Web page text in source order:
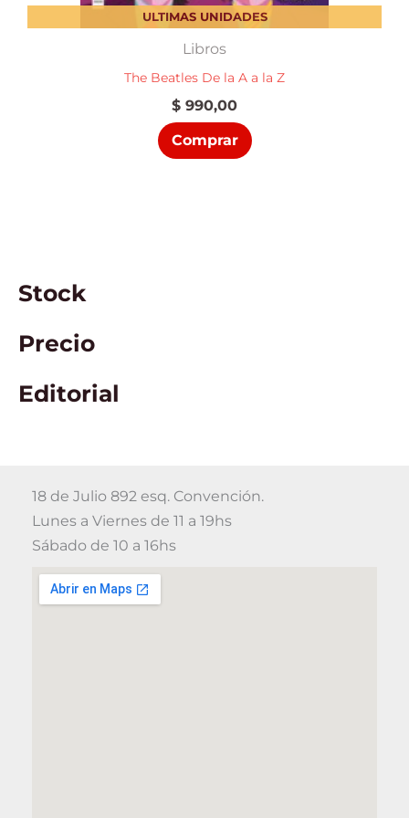
Stock
Precio
Editorial
ULTIMAS UNIDADES
Libros
The Beatles De la A a la Z
$ 990,00
Comprar
18 de Julio 892 esq. Convención.
Lunes a Viernes de 11 a 19hs
Sábado de 10 a 16hs